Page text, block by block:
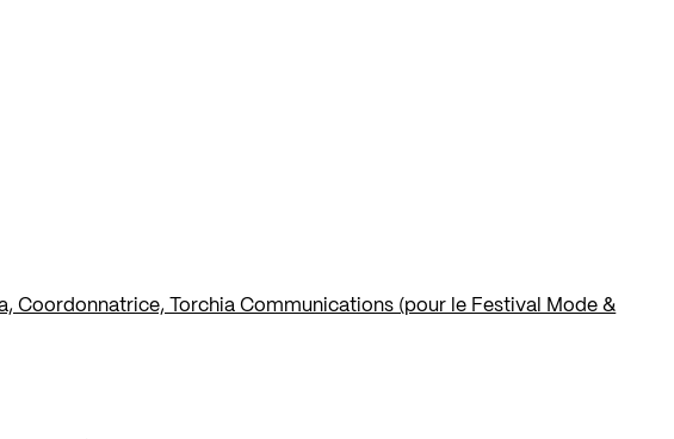
Coordonnatrice, Torchia Communications (pour le Festival Mode &